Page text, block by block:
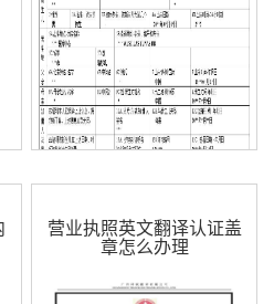
营业执照英文翻译认证盖
章怎么办理